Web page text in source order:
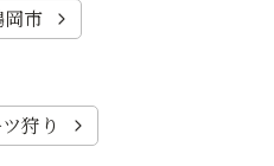
岡市
狩り